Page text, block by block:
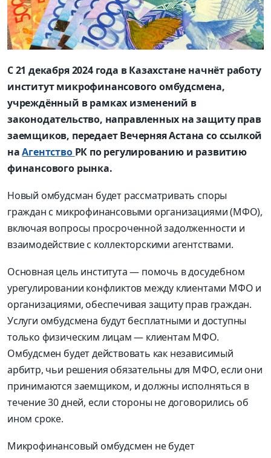
С 21 декабря 2024 года в Казахстане начнёт работу
институт микрофинансового омбудсмена,
учреждённый в рамках изменений в
законодательство, направленных на защиту прав
заемщиков, передает Вечерняя Астана со ссылкой
наАгентство РК по регулированию и развитию
финансового рынка.
Новый омбудсман будет рассматривать споры
граждан с микрофинансовыми организациями (МФО),
включая вопросы просроченной задолженности и
взаимодействие с коллекторскими агентствами.
Основная цель института — помочь в досудебном
урегулировании конфликтов между клиентами МФО и
организациями, обеспечивая защиту прав граждан.
Услуги омбудсмена будут бесплатными и доступны
только физическим лицам — клиентам МФО.
Омбудсмен будет действовать как независимый
арбитр, чьи решения обязательны для МФО, если они
принимаются заемщиком, и должны исполняться в
течение 30 дней, если стороны не договорились об
ином сроке.
Микрофинансовый омбудсмен не будет